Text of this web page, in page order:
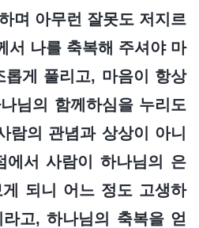
며 아무런 잘못도 저지르
서 나를 축복해 주셔야 마
게 풀리고, 마음이 항상
님의 함께하심을 누리도
람의 관념과 상상이 아니
에서 사람이 하나님의 은
되니 어느 정도 고생하
고, 하나님의 축복을 얻